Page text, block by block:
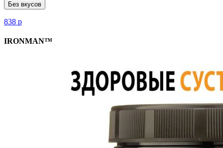
Без вкусов
838 р
IRONMAN™